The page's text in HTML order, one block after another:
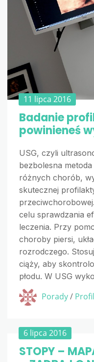
11 lipca 2016
Badanie
powinieneś
USG, czyli
bezbolesna
różnych chorób,
skutecznej
celu sprawdzania
leczenia. Przy
choroby piersi,
rozrodczego.
ciąży, aby
płodu. W USG
Porady/
6 lipca 2016
STOPY –